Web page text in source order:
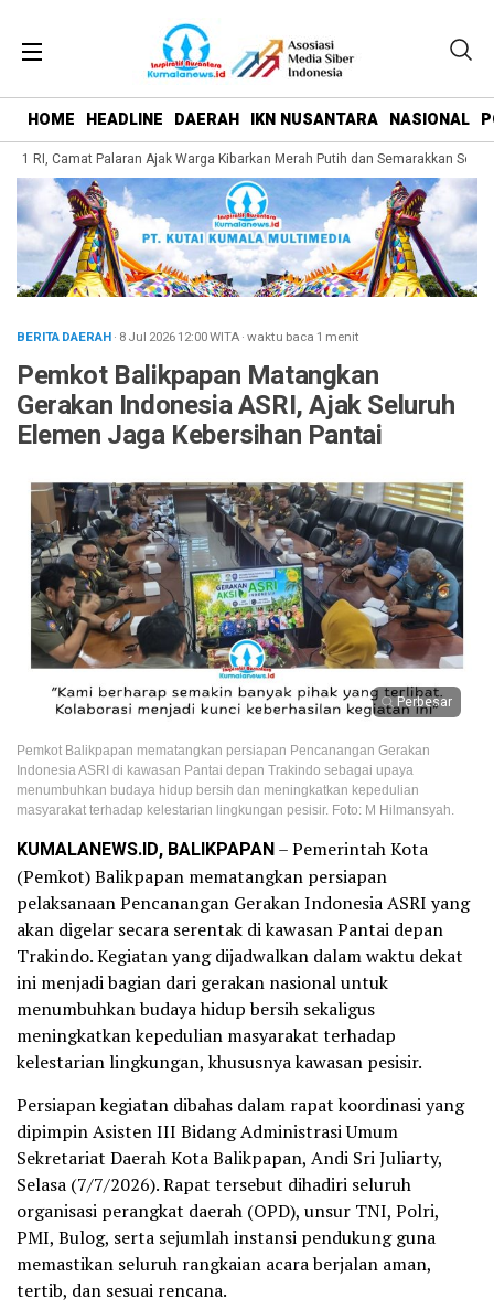
HOME HEADLINE DAERAH IKN NUSANTARA NASIONAL
RI, Camat Palaran Ajak Warga Kibarkan Merah Putih dan Semarakkan
BERITA DAERAH· 8 Jul 202612:00WITA·waktu baca 1 menit
Pemkot Balikpapan Matangkan
Gerakan Indonesia ASRI, Ajak Seluruh
Elemen Jaga Kebersihan Pantai
Perbesar
Pemkot Balikpapan mematangkan persiapan Pencanangan Gerakan
Indonesia ASRI di kawasan Pantai depan Trakindo sebagai upaya
menumbuhkan budaya hidup bersih dan meningkatkan kepedulian
masyarakat terhadap kelestarian lingkungan pesisir. Foto: M Hilmansyah.
KUMALANEWS.ID, BALIKPAPAN– Pemerintah Kota
(Pemkot) Balikpapan mematangkan persiapan
pelaksanaan Pencanangan Gerakan Indonesia ASRI yang
akan digelar secara serentak di kawasan Pantai depan
Trakindo. Kegiatan yang dijadwalkan dalam waktu dekat
ini menjadi bagian dari gerakan nasional untuk
menumbuhkan budaya hidup bersih sekaligus
meningkatkan kepedulian masyarakat terhadap
kelestarian lingkungan, khususnya kawasan pesisir.
Persiapan kegiatan dibahas dalam rapat koordinasi yang
dipimpin Asisten III Bidang Administrasi Umum
Sekretariat Daerah Kota Balikpapan, Andi Sri Juliarty,
Selasa (7/7/2026). Rapat tersebut dihadiri seluruh
organisasi perangkat daerah (OPD), unsur TNI, Polri,
PMI, Bulog, serta sejumlah instansi pendukung guna
memastikan seluruh rangkaian acara berjalan aman,
tertib, dan sesuai rencana.